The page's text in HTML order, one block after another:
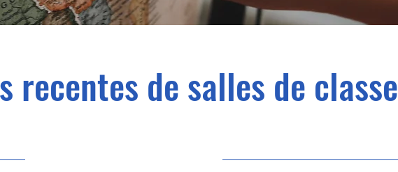
recentes de salles de classe